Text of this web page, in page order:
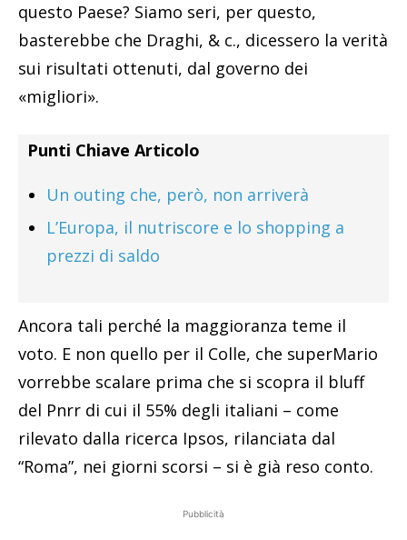
questo Paese? Siamo seri, per questo,
basterebbe che Draghi, & c., dicessero la verità
sui risultati ottenuti, dal governo dei
«migliori».
Punti Chiave Articolo
Un outing che, però, non arriverà
L’Europa, il nutriscore e lo shopping a
prezzi di saldo
Ancora tali perché la maggioranza teme il
voto. E non quello per il Colle, che superMario
vorrebbe scalare prima che si scopra il bluff
del Pnrr di cui il 55% degli italiani – come
rilevato dalla ricerca Ipsos, rilanciata dal
“Roma”, nei giorni scorsi – si è già reso conto.
Pubblicità